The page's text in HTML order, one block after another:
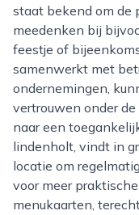
staat bekend om de
meedenken bij
feestje of
samenwerkt met
ondernemingen,
vertrouwen onder
naar een
lindenholt, vindt in
locatie om
voor meer
menukaarten,